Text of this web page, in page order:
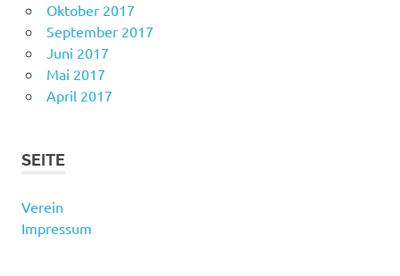
Oktober 2017
September 2017
Juni 2017
Mai 2017
April 2017
SEITE
Verein
Impressum